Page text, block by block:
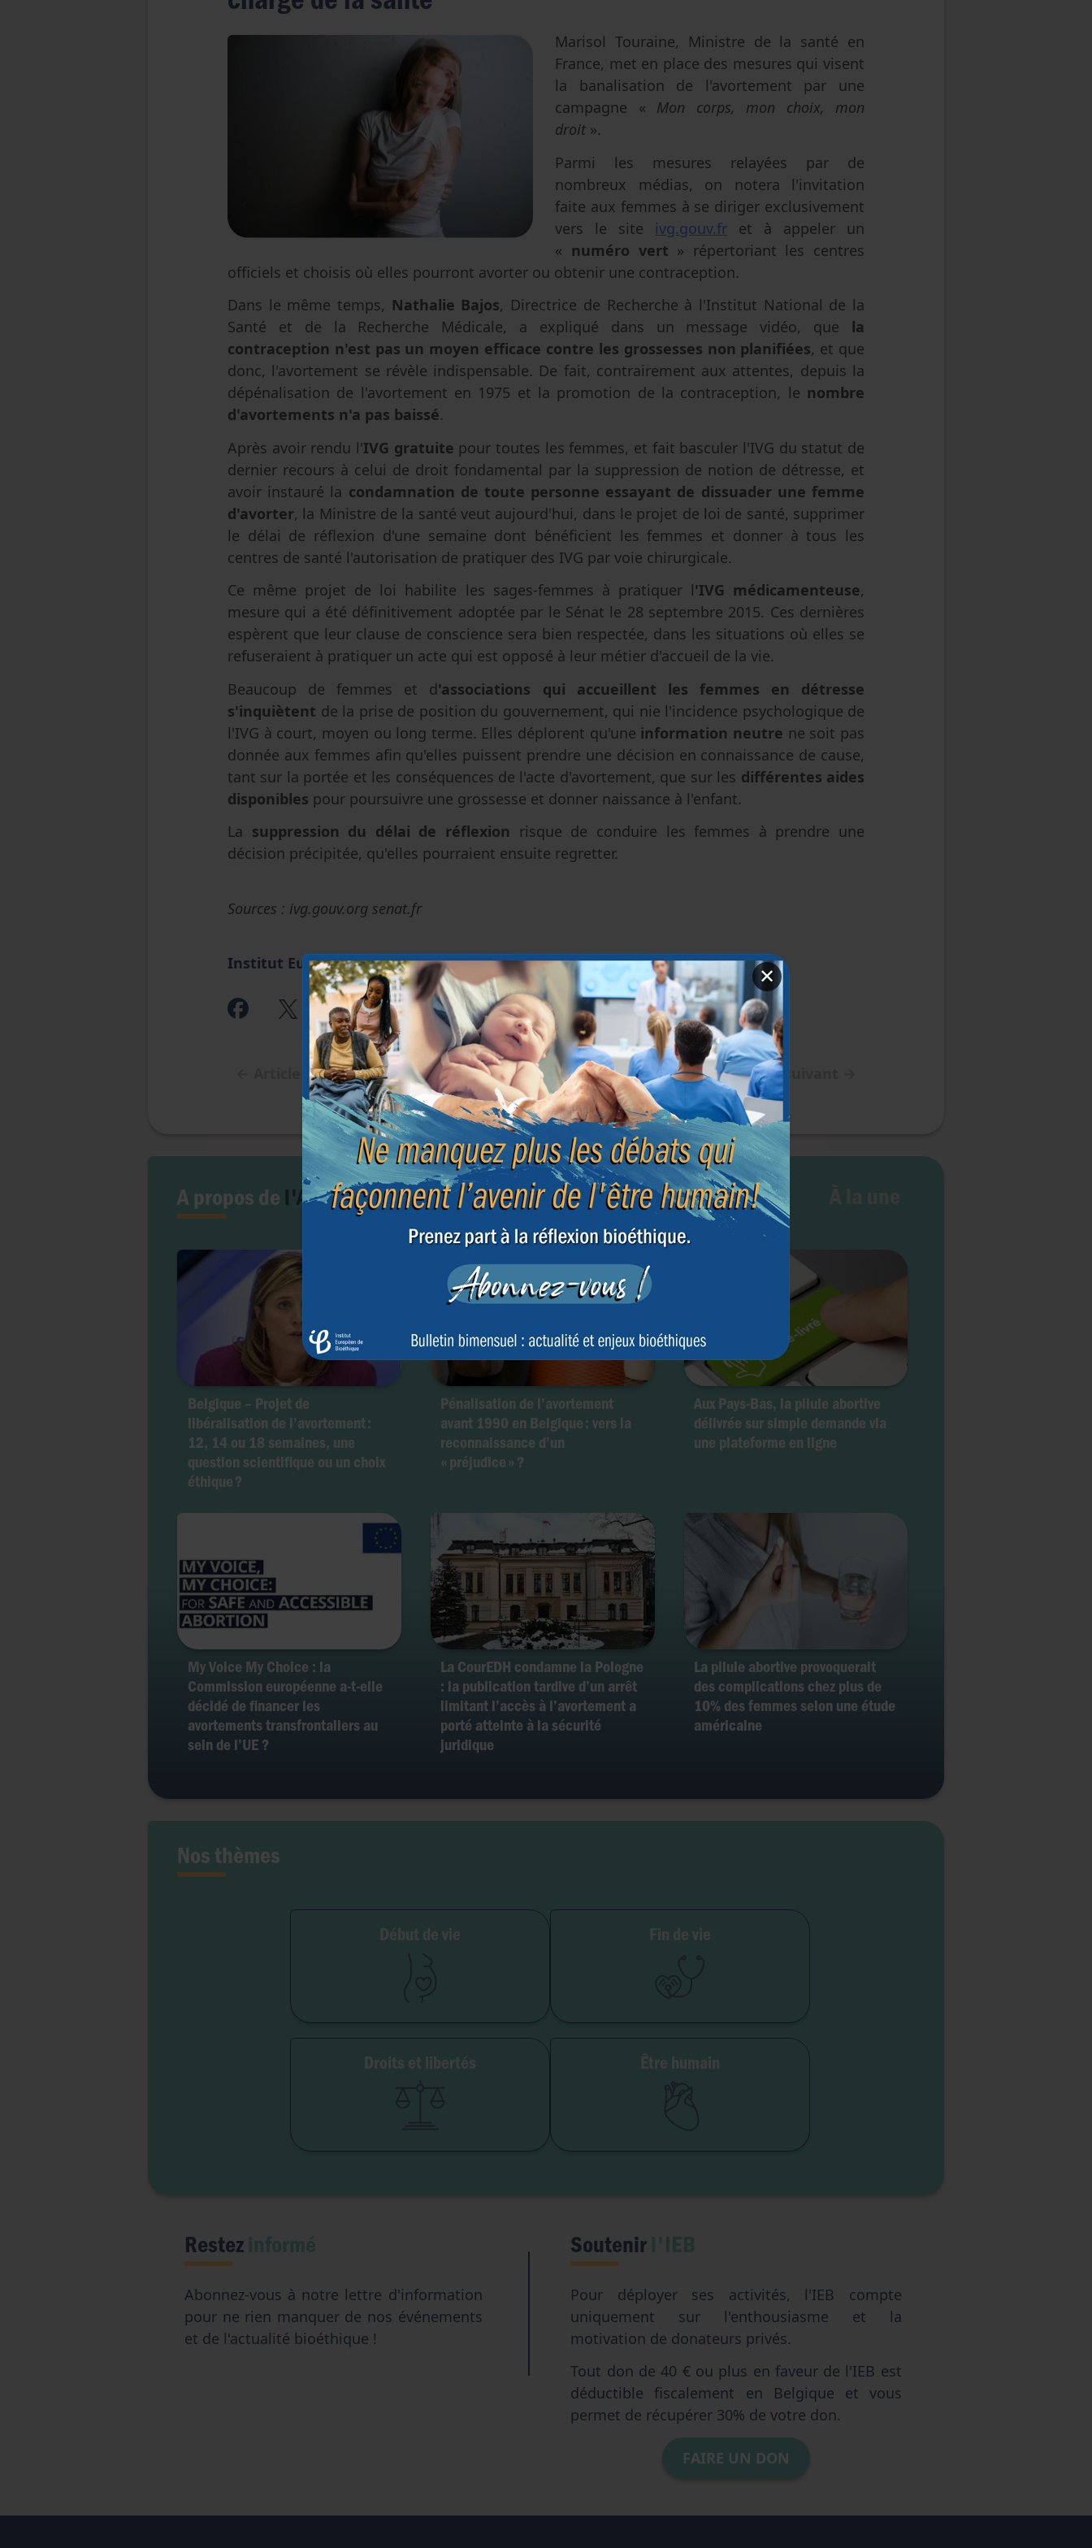
Transhumanisme
Intelligence artificielle
Marisol Touraine, Ministre de la santé en
France, met en place des mesures qui visent
la banalisation de l'avortement par une
campagne « Mon corps, mon choix, mon
droit ».
Parmi les mesures relayées par de
nombreux médias, on notera l'invitation
faite aux femmes à se diriger exclusivement
vers le site ivg.gouv.fr et à appeler un
« numéro vert » répertoriant les centres
officiels et choisis où elles pourront avorter ou obtenir une contraception.
Dans le même temps, Nathalie Bajos, Directrice de Recherche à l'Institut National de la
Santé et de la Recherche Médicale, a expliqué dans un message vidéo, que la
contraception n'est pas un moyen efficace contre les grossesses non planifiées, et que
donc, l'avortement se révèle indispensable. De fait, contrairement aux attentes, depuis la
dépénalisation de l'avortement en 1975 et la promotion de la contraception, le nombre
d'avortements n'a pas baissé.
Après avoir rendu l'IVG gratuite pour toutes les femmes, et fait basculer l'IVG du statut de
dernier recours à celui de droit fondamental par la suppression de notion de détresse, et
avoir instauré la condamnation de toute personne essayant de dissuader une femme
d'avorter, la Ministre de la santé veut aujourd'hui, dans le projet de loi de santé, supprimer
le délai de réflexion d'une semaine dont bénéficient les femmes et donner à tous les
centres de santé l'autorisation de pratiquer des IVG par voie chirurgicale.
Ce même projet de loi habilite les sages-femmes à pratiquer l'IVG médicamenteuse,
mesure qui a été définitivement adoptée par le Sénat le 28 septembre 2015. Ces dernières
espèrent que leur clause de conscience sera bien respectée, dans les situations où elles se
refuseraient à pratiquer un acte qui est opposé à leur métier d'accueil de la vie.
Beaucoup de femmes et d'associations qui accueillent les femmes en détresse
s'inquiètent de la prise de position du gouvernement, qui nie l'incidence psychologique de
l'IVG à court, moyen ou long terme. Elles déplorent qu'une information neutre ne soit pas
donnée aux femmes afin qu'elles puissent prendre une décision en connaissance de cause,
tant sur la portée et les conséquences de l'acte d'avortement, que sur les différentes aides
disponibles pour poursuivre une grossesse et donner naissance à l'enfant.
La suppression du délai de réflexion risque de conduire les femmes à prendre une
décision précipitée, qu'elles pourraient ensuite regretter.
Sources : ivg.gouv.org senat.fr
Institut Européen de Bioéthique|29 septembre 2015
Article précédent Article suivant
✕
A propos de l'Avortement Début de vie
Belgique – Projet de
libéralisation de l’avortement :
12, 14 ou 18 semaines, une
question scientifique ou un choix
éthique ?
Pénalisation de l’avortement
avant 1990 en Belgique : vers la
reconnaissance d’un
« préjudice » ?
Aux Pays-Bas, la pilule abortive
délivrée sur simple demande via
une plateforme en ligne
My Voice My Choice : la
Commission européenne a-t-elle
décidé de financer les
avortements transfrontaliers au
sein de l’UE ?
La CourEDH condamne la Pologne
: la publication tardive d’un arrêt
limitant l’accès à l’avortement a
porté atteinte à la sécurité
juridique
La pilule abortive provoquerait
des complications chez plus de
10% des femmes selon une étude
américaine
Nos thèmes
Début de vie
Fertilité et grossesse
PMA
Fin de vie
Soins palliatifs
Droits et libertés
Liberté de conscience
Être humain
Maladie & handicap
Genre & sexualité
Restezinformé
Abonnez-vous à notre lettre d'information
pour ne rien manquer de nos événements
et de l'actualité bioéthique !
Soutenirl'IEB
Pour déployer ses activités, l'IEB compte
uniquement sur l'enthousiasme et la
motivation de donateurs privés.
Tout don de 40 € ou plus en faveur de l'IEB est
déductible fiscalement en Belgique et vous
permet de récupérer 30% de votre don.
FAIRE UN DON